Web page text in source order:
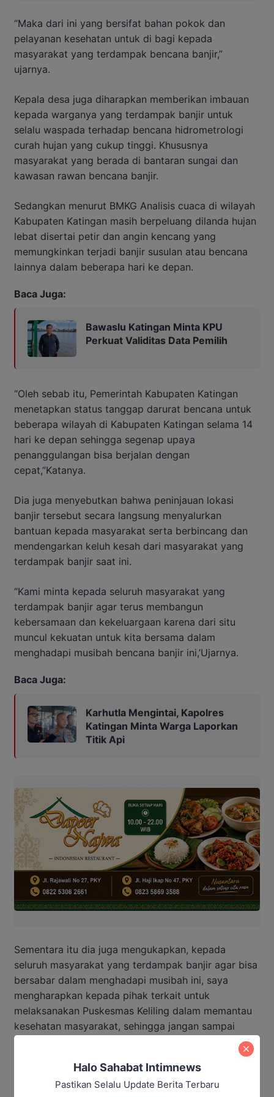
“Maka dari ini yang bersifat bahan pokok dan
pelayanan kesehatan untuk di bagi kepada
masyarakat yang terdampak bencana banjir,”
ujarnya.
Kepala desa juga diharapkan memberikan imbauan
kepada warganya yang terdampak banjir untuk
selalu waspada terhadap bencana hidrometrologi
curah hujan yang cukup tinggi. Khususnya
masyarakat yang berada di bantaran sungai dan
kawasan rawan bencana banjir.
Sedangkan menurut BMKG Analisis cuaca di wilayah
Kabupaten Katingan masih berpeluang dilanda hujan
lebat disertai petir dan angin kencang yang
memungkinkan terjadi banjir susulan atau bencana
lainnya dalam beberapa hari ke depan.
Baca Juga:
Bawaslu Katingan Minta KPU
Perkuat Validitas Data Pemilih
“Oleh sebab itu, Pemerintah Kabupaten Katingan
menetapkan status tanggap darurat bencana untuk
beberapa wilayah di Kabupaten Katingan selama 14
hari ke depan sehingga segenap upaya
penanggulangan bisa berjalan dengan
cepat,”Katanya.
Dia juga menyebutkan bahwa peninjauan lokasi
banjir tersebut secara langsung menyalurkan
bantuan kepada masyarakat serta berbincang dan
mendengarkan keluh kesah dari masyarakat yang
terdampak banjir saat ini.
“Kami minta kepada seluruh masyarakat yang
terdampak banjir agar terus membangun
kebersamaan dan kekeluargaan karena dari situ
muncul kekuatan untuk kita bersama dalam
menghadapi musibah bencana banjir ini,’Ujarnya.
Baca Juga:
Karhutla Mengintai, Kapolres
Katingan Minta Warga Laporkan
Titik Api
Sementara itu dia juga mengukapkan, kepada
seluruh masyarakat yang terdampak banjir agar bisa
bersabar dalam menghadapi musibah ini, saya
mengharapkan kepada pihak terkait untuk
melaksanakan Puskesmas Keliling dalam memantau
kesehatan masyarakat, sehingga jangan sampai
masyarakat yang sudah terkena banjir kemudian
“Saya meminta untuk dibuatkan dapur umum untuk
Halo Sahabat Intimnews
Pastikan Selalu Update Berita Terbaru